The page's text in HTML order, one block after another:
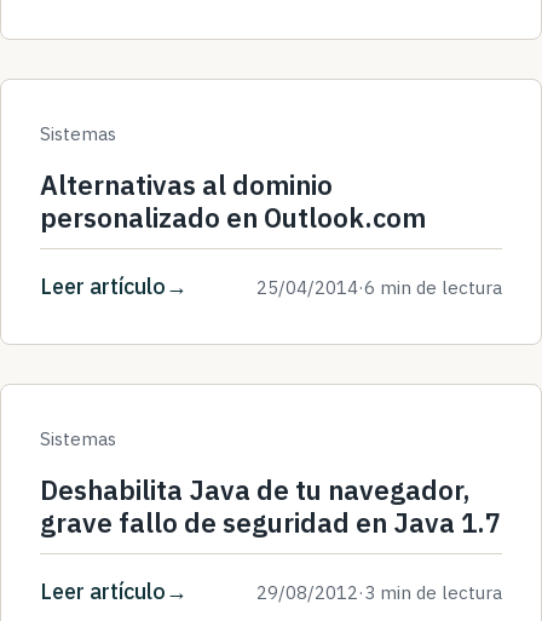
Sistemas
Alternativas al dominio
personalizado en Outlook.com
Leer artículo 25/04/2014·6 min de lectura
Sistemas
Deshabilita Java de tu navegador,
grave fallo de seguridad en Java 1.7
Leer artículo 29/08/2012 ·3 min de lectura